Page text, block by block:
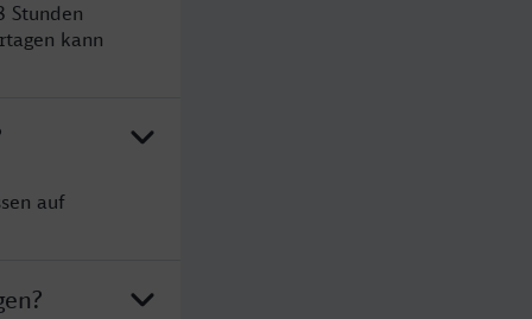
Stunden
kann
auf